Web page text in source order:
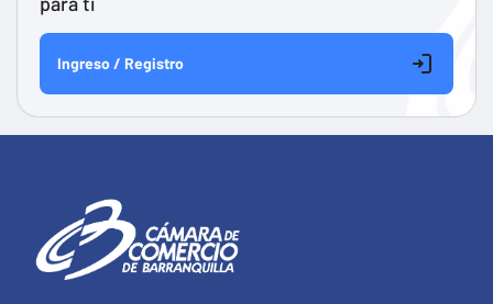
Ingreso / Registro